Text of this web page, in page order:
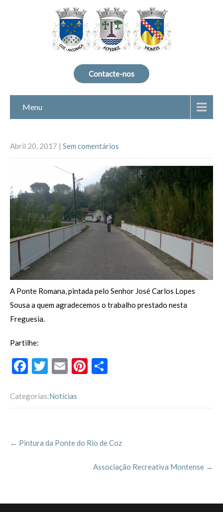
Contacte-nos
Menu
Abril 20, 2017 | Sem comentários
A Ponte Romana, pintada pelo Senhor José Carlos Lopes
Sousa a quem agradecemos o trabalho prestado nesta
Freguesia.
Partilhe:
F
e
o
T
itt
E
ai
Pi
Categorias:Notícias
navigation
← Pintura da Ponte do Rio de Coz
Associação Recreativa Montense →